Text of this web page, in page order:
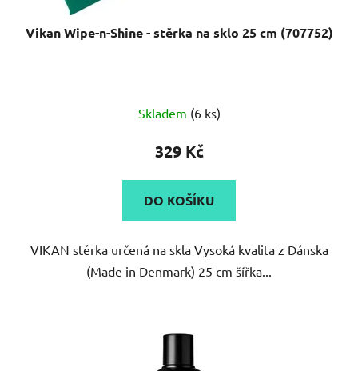
Vikan Wipe-n-Shine - stěrka na sklo 25 cm (707752)
hodnocení
produktu
5,0
z
hvězdiček.
Skladem (6 ks)
329 Kč
DO KOŠÍKU
VIKAN stěrka určená na skla Vysoká kvalita z Dánska
(Made in Denmark) 25 cm šířka...